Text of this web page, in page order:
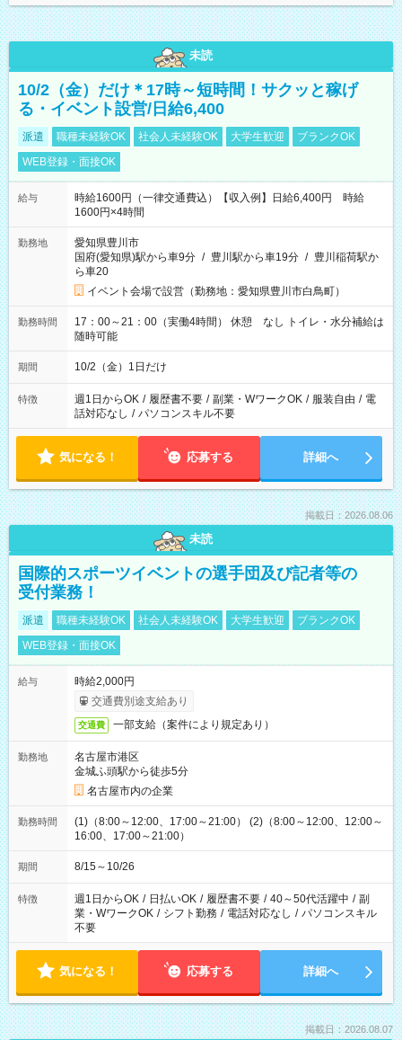
未読
10/2（金）だけ＊17時～短時間！サクッと稼げ
る・イベント設営/日給6,400
派遣 職種未経験OK 社会人未経験OK 大学生歓迎
ブランクOK
WEB登録・面接OK
給与
時給1600円（一律交通費込）【収入例】日給6,400円 時給
1600円×4時間
勤務地
愛知県豊川市
国府(愛知県)駅から車9分 / 豊川駅から車19分 / 豊川稲荷駅か
ら車20
イベント会場で設営（勤務地：愛知県豊川市白鳥町）
勤務時間
17：00～21：00（実働4時間） 休憩 なし トイレ・水分補給は
随時可能
期間 10/2（金）1日だけ
特徴 週1日からOK / 履歴書不要 / 副業・WワークOK / 服装自由 / 電
話対応なし / パソコンスキル不要
気になる！ 応募する 詳細へ
掲載日：2026.08.06
未読
国際的スポーツイベントの選手団及び記者等の
受付業務！
派遣 職種未経験OK 社会人未経験OK 大学生歓迎
ブランクOK
WEB登録・面接OK
給与
時給2,000円
交通費別途支給あり
交通費 一部支給（案件により規定あり）
勤務地
名古屋市港区
金城ふ頭駅から徒歩5分
名古屋市内の企業
勤務時間
(1)（8:00～12:00、17:00～21:00） (2)（8:00～12:00、12:00～
16:00、17:00～21:00）
期間 8/15～10/26
特徴 週1日からOK / 日払いOK / 履歴書不要 / 40～50代活躍中 / 副
業・WワークOK / シフト勤務 / 電話対応なし / パソコンスキル
不要
気になる！ 応募する 詳細へ
掲載日：2026.08.07